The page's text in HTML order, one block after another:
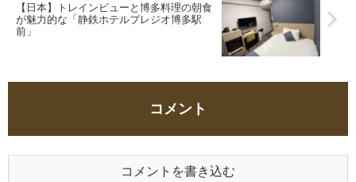
【日本】トレインビューと博多料理の朝食
が魅力的な「静鉄ホテルプレジオ博多駅
前」
コメント
コメントを書き込む